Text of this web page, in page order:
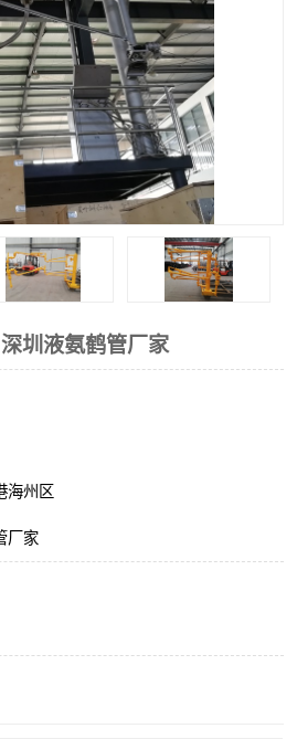
圳液氨鹤管厂家
海州区
厂家